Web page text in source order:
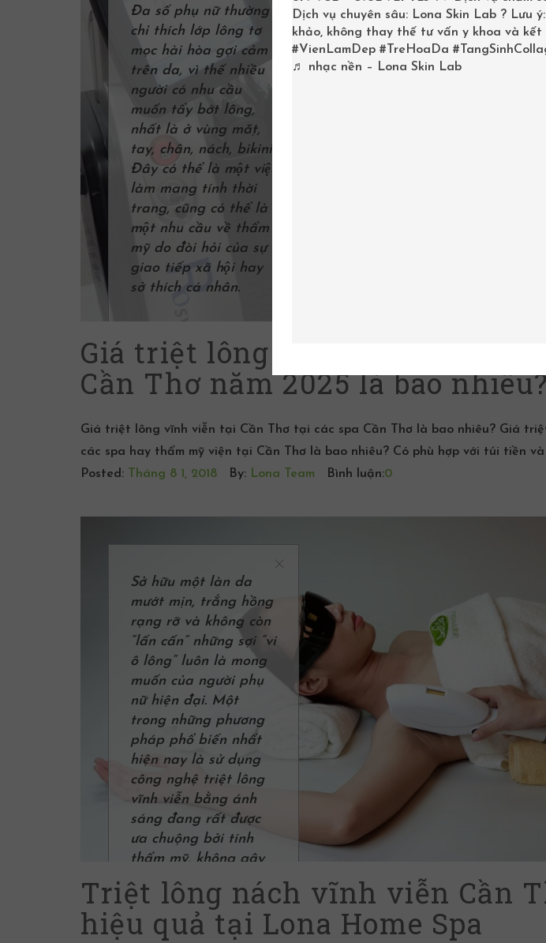
Đa số phụ nữ thường
chỉ thích lớp lông tơ
mọc hài hòa gợi cảm
trên da, vì thế nhiều
người có nhu cầu
muốn tẩy bớt lông,
nhất là ở vùng mặt,
tay, chân, nách, bikini.
Đây có thể là một việc
làm mang tính thời
trang, cũng có thể là
một nhu cầu về thẩm
mỹ do đòi hỏi của sự
giao tiếp xã hội hay
sở thích cá nhân.
Giá triệt lông vĩnh viễn tại Cần
Cần Thơ năm 2025 là bao
Giá triệt lông vĩnh viễn tại Cần Thơ tại các spa Cần Thơ là bao nhiêu? Giá
các spa hay thẩm mỹ viện tại Cần Thơ là bao nhiêu? Có phù hợp với túi tiền
Posted: Tháng 8 1, 2018 By: Lona Team Bình luận:0
Sở hữu một làn da
mướt mịn, trắng hồng
rạng rỡ và không còn
“lấn cấn” những sợi “vi
ô lông” luôn là mong
muốn của người phụ
nữ hiện đại. Một
trong những phương
pháp phổ biến nhất
hiện nay là sử dụng
công nghệ triệt lông
vĩnh viễn bằng ánh
sáng đang rất được
ưa chuộng bởi tính
thẩm mỹ, không gây
đau và hiệu quả trên
diện rộng.
Triệt lông nách vĩnh viễn Cần
hiệu quả tại Lona Home Spa
Dịch vụ chuyên sâu: Lona Skin Lab ? Lưu
khảo, không thay thế tư vấn y khoa và
#VienLamDep #TreHoaDa
♬ nhạc nền – Lona Skin Lab